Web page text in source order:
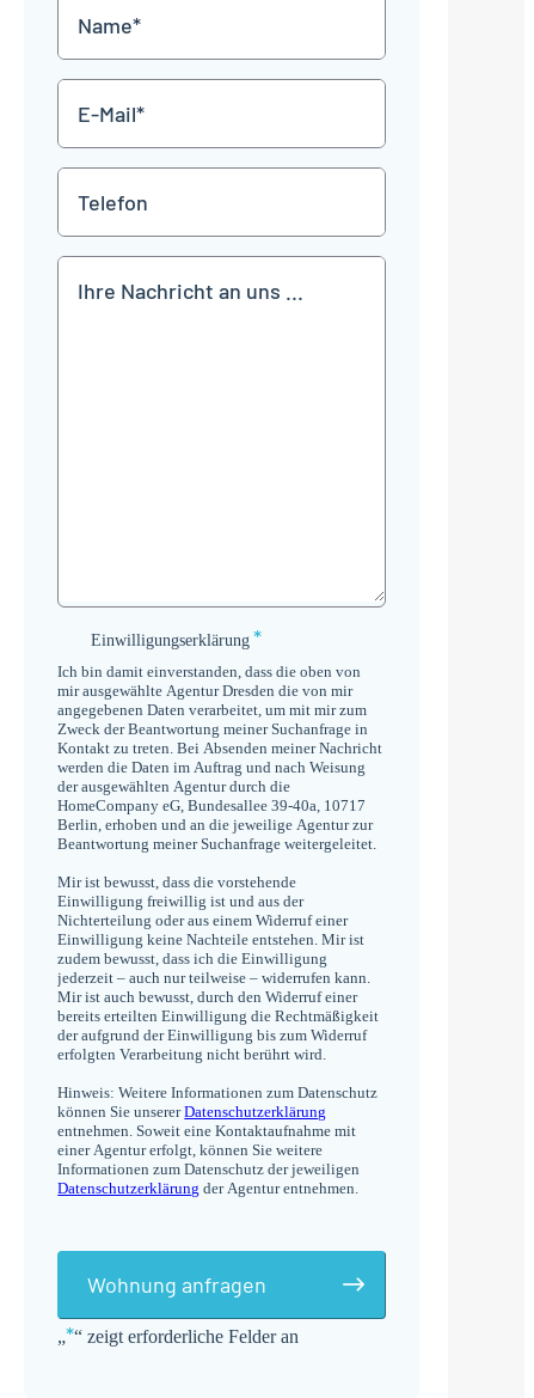
„*“ zeigt erforderliche Felder an
JJJJ
Mail
*
Einwilligungserklärung
Einwilligungserklärung *
Ich bin damit einverstanden, dass die oben von
mir ausgewählte Agentur Dresden die von mir
angegebenen Daten verarbeitet, um mit mir zum
Zweck der Beantwortung meiner Suchanfrage in
Kontakt zu treten. Bei Absenden meiner Nachricht
werden die Daten im Auftrag und nach Weisung
der ausgewählten Agentur durch die
HomeCompany eG, Bundesallee 39-40a, 10717
Berlin, erhoben und an die jeweilige Agentur zur
Beantwortung meiner Suchanfrage weitergeleitet.
Mir ist bewusst, dass die vorstehende
Einwilligung freiwillig ist und aus der
Nichterteilung oder aus einem Widerruf einer
Einwilligung keine Nachteile entstehen. Mir ist
zudem bewusst, dass ich die Einwilligung
jederzeit – auch nur teilweise – widerrufen kann.
Mir ist auch bewusst, durch den Widerruf einer
bereits erteilten Einwilligung die Rechtmäßigkeit
der aufgrund der Einwilligung bis zum Widerruf
erfolgten Verarbeitung nicht berührt wird.
Hinweis: Weitere Informationen zum Datenschutz
können Sie unsererDatenschutzerklärung
entnehmen. Soweit eine Kontaktaufnahme mit
einer Agentur erfolgt, können Sie weitere
Informationen zum Datenschutz der jeweiligen
Datenschutzerklärung der Agentur entnehmen.
Wohnung anfragen